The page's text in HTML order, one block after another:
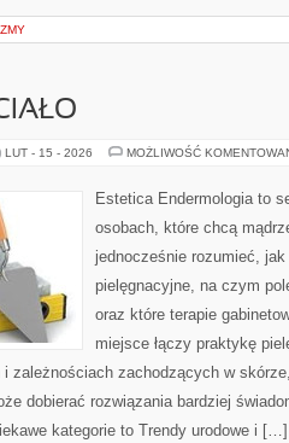
LUT - 15 - 2026 MOŻLIWOŚĆ
Estetica Endermologia to
osobach, które chcą
jednocześnie rozumieć, jak
pielęgnacyjne, na czym
oraz które terapie
miejsce łączy praktykę
zależnościach zachodzących w
dobierać rozwiązania bardziej
kategorie to Trendy urodowe i […]